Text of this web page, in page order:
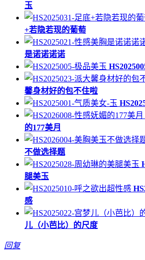
玉
+若隐若现的葡萄
是诺诺诺诺
馨身材好的包不住啦
的177美月
不做选择题
腿美玉
感
儿（小芭比）的尺度
回复